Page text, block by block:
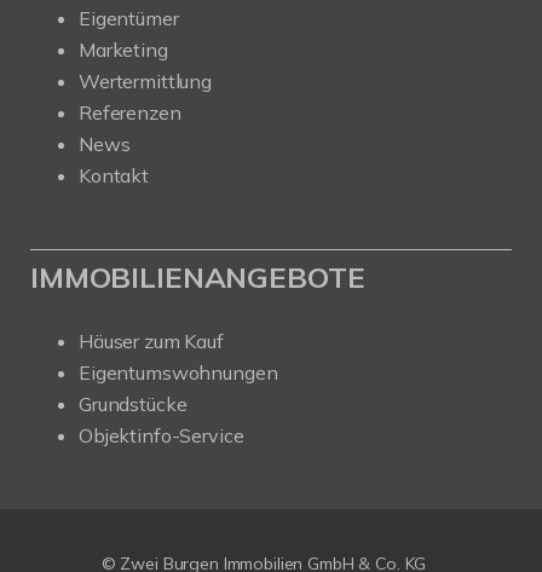
Eigentümer
Marketing
Wertermittlung
Referenzen
News
Kontakt
IMMOBILIENANGEBOTE
Häuser zum Kauf
Eigentumswohnungen
Grundstücke
Objektinfo-Service
© Zwei Burgen Immobilien GmbH & Co. KG